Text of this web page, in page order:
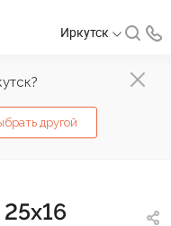
другой
Иркутск